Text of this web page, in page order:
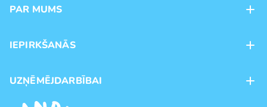
PAR MUMS
Veikali
Preču zīmoli
IEPIRKŠANĀS
Piegāde
UZŅĒMĒJDARBĪBAI
Franšīze